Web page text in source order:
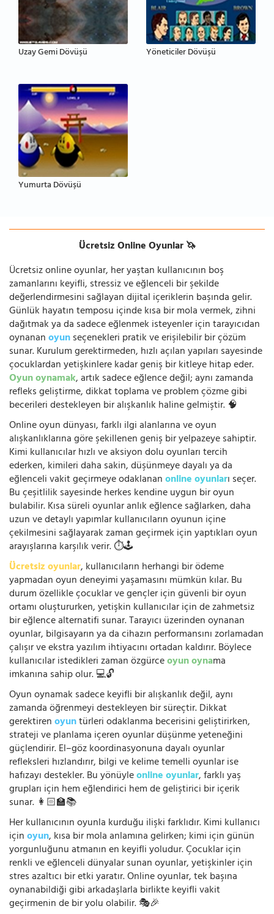
Uzay Gemi Dövüşü Yöneticiler Dövüşü
Yumurta Dövüşü
Ücretsiz Online Oyunlar 🦄
Ücretsiz online oyunlar, her yaştan kullanıcının boş
zamanlarını keyifli, stressiz ve eğlenceli bir şekilde
değerlendirmesini sağlayan dijital içeriklerin başında gelir.
Günlük hayatın temposu içinde kısa bir mola vermek, zihni
dağıtmak ya da sadece eğlenmek isteyenler için tarayıcıdan
oynananoyunseçenekleri pratik ve erişilebilir bir çözüm
sunar. Kurulum gerektirmeden, hızlı açılan yapıları sayesinde
çocuklardan yetişkinlere kadar geniş bir kitleye hitap eder.
Oyun oynamak, artık sadece eğlence değil; aynı zamanda
refleks geliştirme, dikkat toplama ve problem çözme gibi
becerileri destekleyen bir alışkanlık haline gelmiştir. 🧠
Online oyun dünyası, farklı ilgi alanlarına ve oyun
alışkanlıklarına göre şekillenen geniş bir yelpazeye sahiptir.
Kimi kullanıcılar hızlı ve aksiyon dolu oyunları tercih
ederken, kimileri daha sakin, düşünmeye dayalı ya da
eğlenceli vakit geçirmeye odaklananonline oyunları seçer.
Bu çeşitlilik sayesinde herkes kendine uygun bir oyun
bulabilir. Kısa süreli oyunlar anlık eğlence sağlarken, daha
uzun ve detaylı yapımlar kullanıcıların oyunun içine
çekilmesini sağlayarak zaman geçirmek için yaptıkları oyun
arayışlarına karşılık verir. ⏱️🕹️
Ücretsiz oyunlar, kullanıcıların herhangi bir ödeme
yapmadan oyun deneyimi yaşamasını mümkün kılar. Bu
durum özellikle çocuklar ve gençler için güvenli bir oyun
ortamı oluştururken, yetişkin kullanıcılar için de zahmetsiz
bir eğlence alternatifi sunar. Tarayıcı üzerinden oynanan
oyunlar, bilgisayarın ya da cihazın performansını zorlamadan
çalışır ve ekstra yazılım ihtiyacını ortadan kaldırır. Böylece
kullanıcılar istedikleri zaman özgürceoyun oynama
imkanına sahip olur. 💻🔓
Oyun oynamak sadece keyifli bir alışkanlık değil, aynı
zamanda öğrenmeyi destekleyen bir süreçtir. Dikkat
gerektirenoyuntürleri odaklanma becerisini geliştirirken,
strateji ve planlama içeren oyunlar düşünme yeteneğini
güçlendirir. El–göz koordinasyonuna dayalı oyunlar
refleksleri hızlandırır, bilgi ve kelime temelli oyunlar ise
hafızayı destekler. Bu yönüyleonline oyunlar, farklı yaş
grupları için hem eğlendirici hem de geliştirici bir içerik
sunar. 👩🏻‍🏫📚
Her kullanıcının oyunla kurduğu ilişki farklıdır. Kimi kullanıcı
içinoyun, kısa bir mola anlamına gelirken; kimi için günün
yorgunluğunu atmanın en keyifli yoludur. Çocuklar için
renkli ve eğlenceli dünyalar sunan oyunlar, yetişkinler için
stres azaltıcı bir etki yaratır. Online oyunlar, tek başına
oynanabildiği gibi arkadaşlarla birlikte keyifli vakit
geçirmenin de bir yolu olabilir. 🎭🎉